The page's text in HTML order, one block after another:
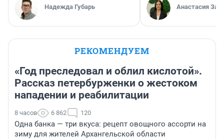
Надежда Губарь Анастасия
РЕКОМЕНДУЕМ
«Год преследовал и облил кислотой».
Рассказ петербурженки о жестоком
нападении и реабилитации
8 часов 6 862 120
Одна банка — три вкуса: рецепт овощного ассорти на
зиму для жителей Архангельской области